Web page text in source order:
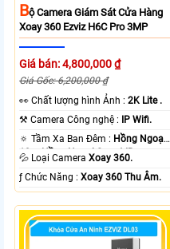
BỘ Camera Giám Sát Cửa Hàng
Xoay 360 Ezviz H6C Pro 3MP
Giá bán: 4,800,000 ₫
Giá Gốc: 6,200,000 ₫
️👀 Chất lượng hình Ảnh :2K Lite .
⚒ Camera Công nghệ :
IP Wifi.
🔅 Tầm Xa Ban Đêm : Hồng Ngoại
10m Hồng Ngoại Smart IR.
💦 Loại CameraXoay 360.
️ƒ Chức Năng :Xoay 360 Thu Âm.